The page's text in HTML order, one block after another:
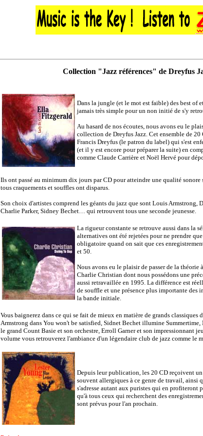
Collection "Jazz références" de Dreyfus
Dans la jungle (et le mot est faible) des best of
jamais très simple pour un non initié de s'y
Au hasard de nos écoutes, nous avons eu le
collection de Dreyfus Jazz. Cet ensemble de
Francis Dreyfus (le patron du label) qui s'est
(et il y est encore pour préparer la suite) en
comme Claude Carrière et Noël Hervé pour
Ils ont passé au minimum dix jours par CD pour atteindre une qualité sonore
tous craquements et souffles ont disparus.
Son choix d'artistes comprend les géants du jazz que sont Louis
Charlie Parker, Sidney Bechet… qui retrouvent tous une seconde jeunesse.
La rigueur constante se retrouve aussi dans la
alternatives ont été rejetées pour ne prendre
obligatoire quand on sait que ces
et 50.
Nous avons eu le plaisir de passer de la théorie
Charlie Christian dont nous possédons une
aussi retravaillée en 1995. La différence est
de souffle et une présence plus importante des
la bande initiale.
Vous baignerez dans ce qui se fait de mieux en matière de grands
Armstrong dans You won't be satisfied, Sidnet Bechet illumine
le grand Count Basie et son orchestre, Erroll Garner et son impressionnant
volume vous retrouverez l'ambiance d'un légendaire club de jazz comme le
Depuis leur publication, les 20 CD reçoivent
souvent allergiques à ce genre de travail, ainsi
s'adresse autant aux puristes qui en profiteront
qu'à tous ceux qui recherchent des
sont prévus pour l'an prochain.